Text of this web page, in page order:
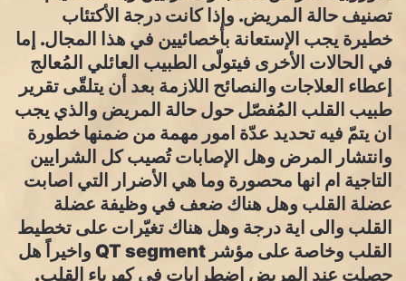
تصنيف حالة المريض. وإذا كانت درجة الأكتئاب
خطيرة يجب الإستعانة بأخصائيين في هذا المجال. إما
في الحالات الأخرى فيتولّى الطبيب العائلي المُعالج
إعطاء العلاجات والنصائح اللازمة بعد أن يتلقّى تقرير
طبيب القلب المُفصّل حول حالة المريض والذي يجب
ان يتمّ فيه تحديد عدّة امور مهمة من ضمنها خطورة
وانتشار المرض وهل الإصابات تُصيب كل الشرايين
التاجية ام انها محصورة وما هي الأضرار التي اصابت
عضلة القلب وهل هناك ضعف في وظيفة عضلة
القلب والى اية درجة وهل هناك تغيّرات على تخطيط
القلب وخاصة على مؤشر QT segment واخيراً هل
حصلت عند المريض إضطرابات في كهرباء القلب.